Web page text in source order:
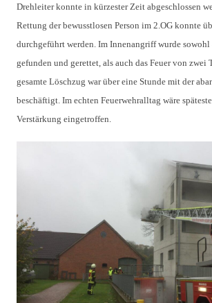
Drehleiter konnte in kürzester Zeit abgeschlossen
Rettung der bewusstlosen Person im 2.OG konnte
durchgeführt werden. Im Innenangriff wurde sowohl
gefunden und gerettet, als auch das Feuer von zwei
gesamte Löschzug war über eine Stunde mit der
beschäftigt. Im echten Feuerwehralltag wäre
Verstärkung eingetroffen.